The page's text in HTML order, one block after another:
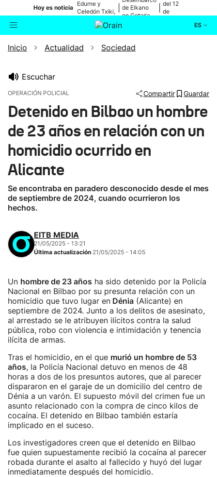
Hoy es noticia
Edurne y
Celedón Txiki,
en directo
de Elkano
en Getaria
del 12
de
ES
Buscador Actualidad
Ikusmiran
Eguraldia
Inicio Actualidad Sociedad
Escuchar
OPERACIÓN POLICIAL Compartir Guardar
Detenido en Bilbao un hombre
de 23 años en relación con un
homicidio ocurrido en
Alicante
Se encontraba en paradero desconocido desde el mes
de septiembre de 2024, cuando ocurrieron los
hechos.
EITB MEDIA
21/05/2025 - 13:21
Última actualización 21/05/2025 - 14:05
Un hombre de 23 años ha sido detenido por la Policía
Nacional en Bilbao por su presunta relación con un
homicidio que tuvo lugar en Dénia (Alicante) en
septiembre de 2024. Junto a los delitos de asesinato,
al arrestado se le atribuyen ilícitos contra la salud
pública, robo con violencia e intimidación y tenencia
ilícita de armas.
Tras el homicidio, en el que murió un hombre de 53
años, la Policía Nacional detuvo en menos de 48
horas a dos de los presuntos autores, que al parecer
dispararon en el garaje de un domicilio del centro de
Dénia a un varón. El supuesto móvil del crimen fue un
asunto relacionado con la compra de cinco kilos de
cocaína. El detenido en Bilbao también estaría
implicado en el suceso.
Los investigadores creen que el detenido en Bilbao
fue quien supuestamente recibió la cocaína al parecer
robada durante el asalto al fallecido y huyó del lugar
inmediatamente después del homicidio.